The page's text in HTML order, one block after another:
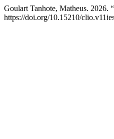
Goulart Tanhote, Matheus. 2026.
https://doi.org/10.15210/